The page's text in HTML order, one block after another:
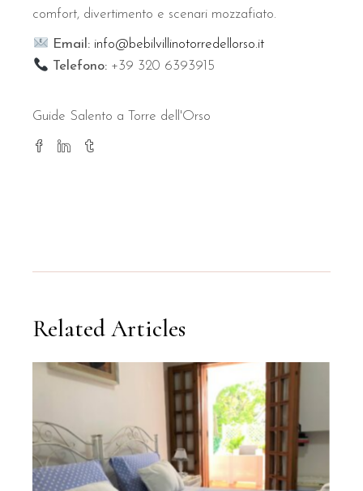
comfort, divertimento e scenari mozzafiato.
Email: info@bebilvillinotorredellorso.it
Telefono:+39 320 6393915
Guide Salento a Torre dell'Orso
Related Articles